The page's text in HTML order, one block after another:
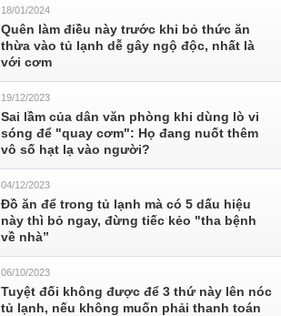
18/01/2024
Quên làm điều này trước khi bỏ thức ăn
thừa vào tủ lạnh dễ gây ngộ độc, nhất là
với cơm
19/12/2023
Sai lầm của dân văn phòng khi dùng lò vi
sóng để "quay cơm": Họ đang nuốt thêm
vô số hạt lạ vào người?
04/12/2023
Đồ ăn để trong tủ lạnh mà có 5 dấu hiệu
này thì bỏ ngay, đừng tiếc kẻo "tha bệnh
về nhà”
06/10/2023
Tuyệt đối không được để 3 thứ này lên nóc
tủ lạnh, nếu không muốn phải thanh toán